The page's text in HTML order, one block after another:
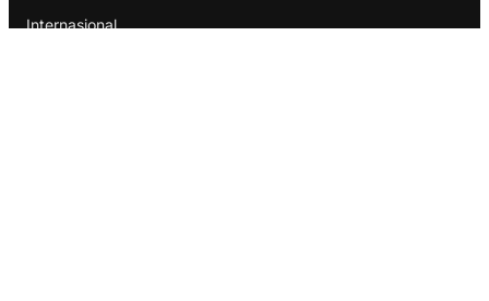
Internasional